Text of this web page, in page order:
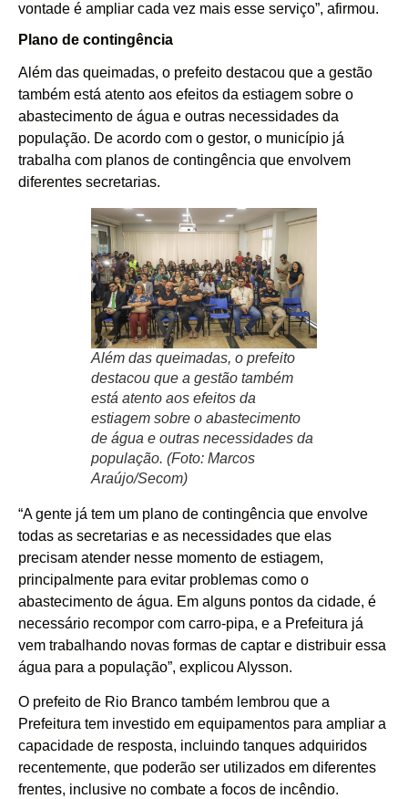
vontade é ampliar cada vez mais esse serviço”, afirmou.
Plano de contingência
Além das queimadas, o prefeito destacou que a gestão
também está atento aos efeitos da estiagem sobre o
abastecimento de água e outras necessidades da
população. De acordo com o gestor, o município já
trabalha com planos de contingência que envolvem
diferentes secretarias.
Além das queimadas, o prefeito
destacou que a gestão também
está atento aos efeitos da
estiagem sobre o abastecimento
de água e outras necessidades da
população. (Foto: Marcos
Araújo/Secom)
“A gente já tem um plano de contingência que envolve
todas as secretarias e as necessidades que elas
precisam atender nesse momento de estiagem,
principalmente para evitar problemas como o
abastecimento de água. Em alguns pontos da cidade, é
necessário recompor com carro-pipa, e a Prefeitura já
vem trabalhando novas formas de captar e distribuir essa
água para a população”, explicou Alysson.
O prefeito de Rio Branco também lembrou que a
Prefeitura tem investido em equipamentos para ampliar a
capacidade de resposta, incluindo tanques adquiridos
recentemente, que poderão ser utilizados em diferentes
frentes, inclusive no combate a focos de incêndio.